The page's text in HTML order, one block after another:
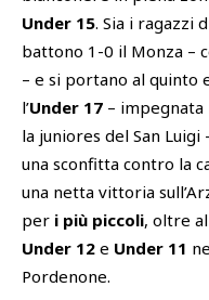
Under 15. Sia i ragazzi
battono 1-0 il Monza –
– e si portano al quinto
l’Under 17 –
la juniores del San Luigi
una sconfitta contro la
una netta vittoria
per i più piccoli, oltre
Under 12 e Under 11
Pordenone.